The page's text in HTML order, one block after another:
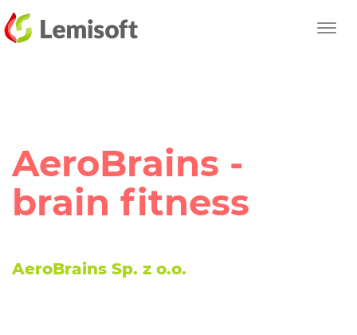
AeroBrains -
brain fitness
AeroBrains Sp. z o.o.